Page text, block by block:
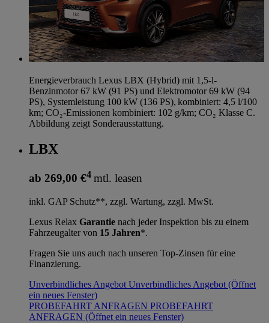
Energieverbrauch Lexus LBX (Hybrid) mit 1,5-l-
Benzinmotor 67 kW (91 PS) und Elektromotor 69 kW (94
PS), Systemleistung 100 kW (136 PS), kombiniert: 4,5 l/100
km; CO₂-Emissionen kombiniert: 102 g/km; CO₂ Klasse C.
Abbildung zeigt Sonderausstattung.
LBX
ab 269,00 €4 mtl. leasen
inkl. GAP Schutz**, zzgl. Wartung, zzgl. MwSt.
Lexus Relax Garantie nach jeder Inspektion bis zu einem
Fahrzeugalter von 15 Jahren*.
Fragen Sie uns auch nach unseren Top-Zinsen für eine
Finanzierung.
Unverbindliches Angebot Unverbindliches Angebot (Öffnet
ein neues Fenster)
PROBEFAHRT ANFRAGEN PROBEFAHRT
ANFRAGEN (Öffnet ein neues Fenster)